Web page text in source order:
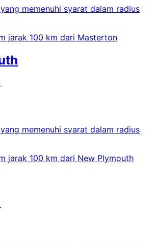
memenuhi syarat dalam radius
jarak 100 km dari Masterton
memenuhi syarat dalam radius
jarak 100 km dari New Plymouth